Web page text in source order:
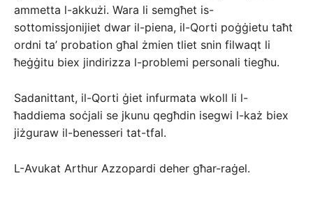
ammetta l-akkużi. Wara li semgħet is-
sottomissjonijiet dwar il-piena, il-Qorti poġġietu taħt
ordni ta’ probation għal żmien tliet snin filwaqt li
ħeġġitu biex jindirizza l-problemi personali tiegħu.
Sadanittant, il-Qorti ġiet infurmata wkoll li l-
ħaddiema soċjali se jkunu qegħdin isegwi l-każ biex
jiżguraw il-benesseri tat-tfal.
L-Avukat Arthur Azzopardi deher għar-raġel.